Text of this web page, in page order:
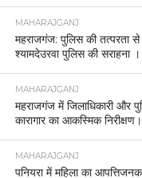
MAHARAJGANJ
महराजगंज: पुलिस की तत्परता
श्यामदेउरवा पुलिस की सराहना ।
MAHARAJGANJ
महराजगंज में जिलाधिकारी और
कारागार का आकस्मिक निरीक्षण।
MAHARAJGANJ
पनियरा में महिला का